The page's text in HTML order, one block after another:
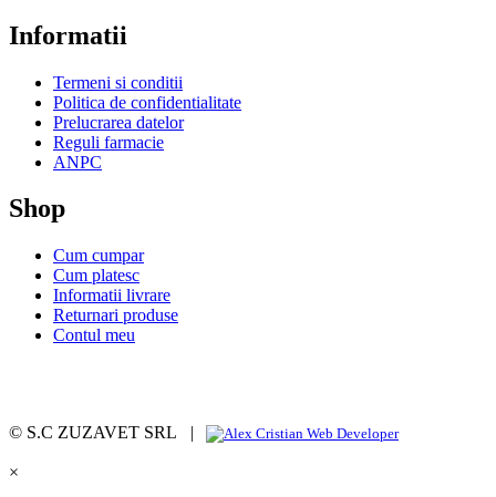
Informatii
Termeni si conditii
Politica de confidentialitate
Prelucrarea datelor
Reguli farmacie
ANPC
Shop
Cum cumpar
Cum platesc
Informatii livrare
Returnari produse
Contul meu
© S.C ZUZAVET SRL |
×